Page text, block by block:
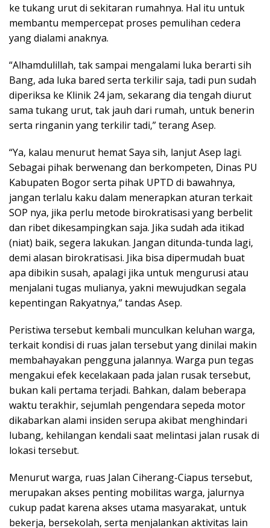
ke tukang urut di sekitaran rumahnya. Hal itu untuk
membantu mempercepat proses pemulihan cedera
yang dialami anaknya.
“Alhamdulillah, tak sampai mengalami luka berarti sih
Bang, ada luka bared serta terkilir saja, tadi pun sudah
diperiksa ke Klinik 24 jam, sekarang dia tengah diurut
sama tukang urut, tak jauh dari rumah, untuk benerin
serta ringanin yang terkilir tadi,” terang Asep.
“Ya, kalau menurut hemat Saya sih, lanjut Asep lagi.
Sebagai pihak berwenang dan berkompeten, Dinas PU
Kabupaten Bogor serta pihak UPTD di bawahnya,
jangan terlalu kaku dalam menerapkan aturan terkait
SOP nya, jika perlu metode birokratisasi yang berbelit
dan ribet dikesampingkan saja. Jika sudah ada itikad
(niat) baik, segera lakukan. Jangan ditunda-tunda lagi,
demi alasan birokratisasi. Jika bisa dipermudah buat
apa dibikin susah, apalagi jika untuk mengurusi atau
menjalani tugas mulianya, yakni mewujudkan segala
kepentingan Rakyatnya,” tandas Asep.
Peristiwa tersebut kembali munculkan keluhan warga,
terkait kondisi di ruas jalan tersebut yang dinilai makin
membahayakan pengguna jalannya. Warga pun tegas
mengakui efek kecelakaan pada jalan rusak tersebut,
bukan kali pertama terjadi. Bahkan, dalam beberapa
waktu terakhir, sejumlah pengendara sepeda motor
dikabarkan alami insiden serupa akibat menghindari
lubang, kehilangan kendali saat melintasi jalan rusak di
lokasi tersebut.
Menurut warga, ruas Jalan Ciherang-Ciapus tersebut,
merupakan akses penting mobilitas warga, jalurnya
cukup padat karena akses utama masyarakat, untuk
bekerja, bersekolah, serta menjalankan aktivitas lain